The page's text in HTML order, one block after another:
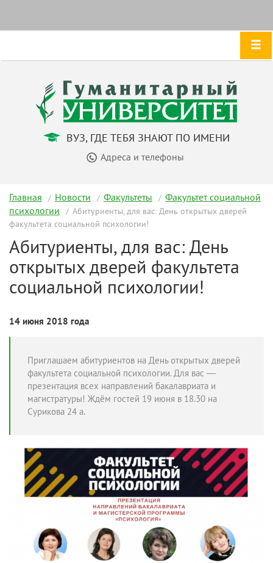
ВУЗ, ГДЕ ТЕБЯ ЗНАЮТ ПО ИМЕНИ
Адреса и телефоны
Главная Новости Факультеты
Факультет социальной
психологии
Абитуриенты, для вас: День открытых дверей
факультета социальной психологии!
Абитуриенты, для вас: День
открытых дверей факультета
социальной психологии!
14 июня 2018 года
Приглашаем абитуриентов на День открытых дверей
факультета социальной психологии. Для вас —
презентация всех направлений бакалавриата и
магистратуры! Ждём гостей 19 июня в 18.30 на
Сурикова 24 а.